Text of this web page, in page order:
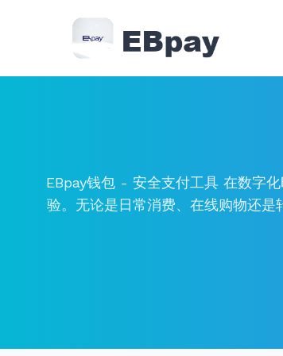
EBpay钱包 - 安全支付工具 在数字
验。无论是日常消费、在线购物还是